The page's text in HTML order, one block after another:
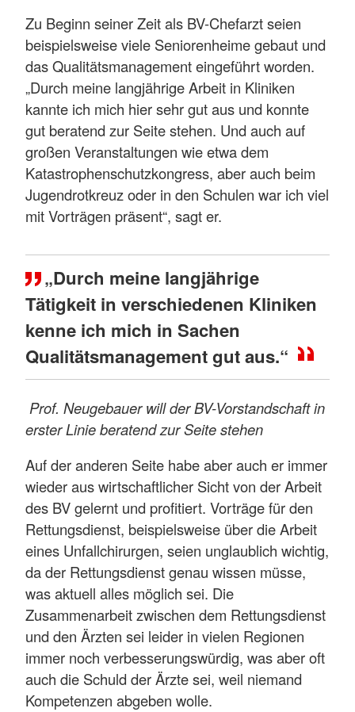
Zu Beginn seiner Zeit als BV-Chefarzt seien
beispielsweise viele Seniorenheime gebaut und
das Qualitätsmanagement eingeführt worden.
„Durch meine langjährige Arbeit in Kliniken
kannte ich mich hier sehr gut aus und konnte
gut beratend zur Seite stehen. Und auch auf
großen Veranstaltungen wie etwa dem
Katastrophenschutzkongress, aber auch beim
Jugendrotkreuz oder in den Schulen war ich viel
mit Vorträgen präsent“, sagt er.
„Durch meine langjährige
Tätigkeit in verschiedenen Kliniken
kenne ich mich in Sachen
Qualitätsmanagement gut aus.“
Prof. Neugebauer will der BV-Vorstandschaft in
erster Linie beratend zur Seite stehen
Auf der anderen Seite habe aber auch er immer
wieder aus wirtschaftlicher Sicht von der Arbeit
des BV gelernt und profitiert. Vorträge für den
Rettungsdienst, beispielsweise über die Arbeit
eines Unfallchirurgen, seien unglaublich wichtig,
da der Rettungsdienst genau wissen müsse,
was aktuell alles möglich sei. Die
Zusammenarbeit zwischen dem Rettungsdienst
und den Ärzten sei leider in vielen Regionen
immer noch verbesserungswürdig, was aber oft
auch die Schuld der Ärzte sei, weil niemand
Kompetenzen abgeben wolle.